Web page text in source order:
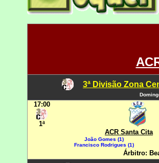
3ª Divisão Zona
17:00
1ª
ACR Santa Cita
João Gomes (1)
Francisco Rodrigues (1)
Árbitro: